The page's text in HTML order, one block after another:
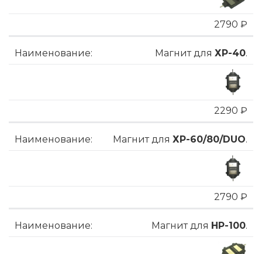
2790 ₽
Магнит для ХP-40.
2290 ₽
Магнит для ХP-60/80/DUO.
2790 ₽
Магнит для HP-100.